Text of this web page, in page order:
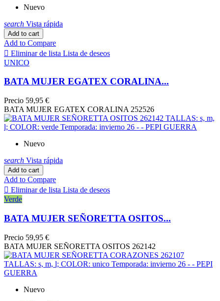
Nuevo
search Vista rápida
Add to cart
Add to Compare
 Eliminar de lista Lista de deseos
UNICO
BATA MUJER EGATEX CORALINA...
Precio 59,95 €
BATA MUJER EGATEX CORALINA 252526
Nuevo
search Vista rápida
Add to cart
Add to Compare
 Eliminar de lista Lista de deseos
Verde
BATA MUJER SEÑORETTA OSITOS...
Precio 59,95 €
BATA MUJER SEÑORETTA OSITOS 262142
Nuevo